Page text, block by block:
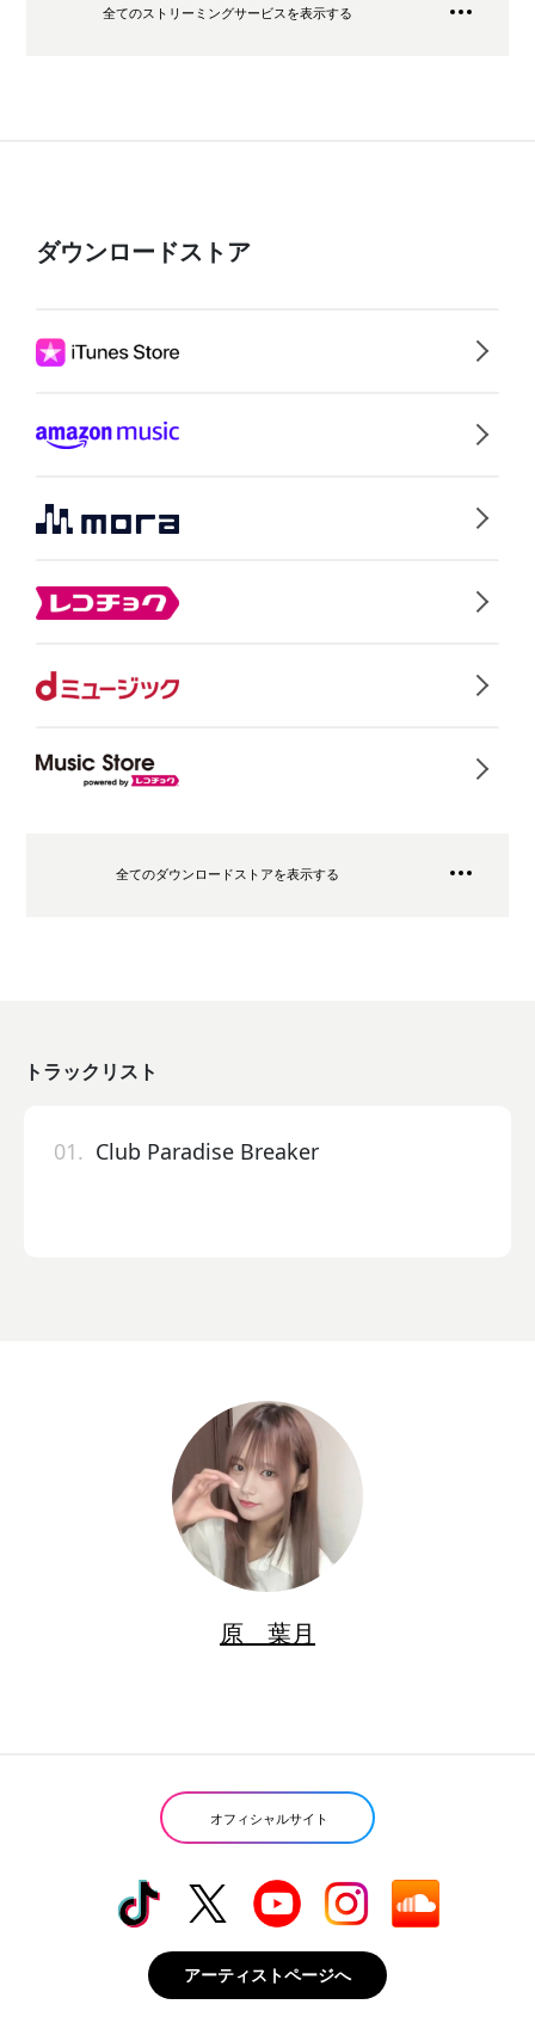
全てのストリーミングサービスを表示する
ダウンロードストア
全てのダウンロードストアを表示する
トラックリスト
01. Club Paradise Breaker
原 葉月
オフィシャルサイト
アーティストページへ